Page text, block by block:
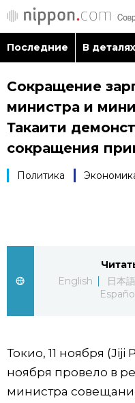
Последние
В деталях
Новости
Путеводитель по
Разделы
Последние В деталях
Сокращение
министра и
Такаити
сокращения
Политика
English
日本語
Токио, 11 ноября (Jiji
ноября провело в
министра